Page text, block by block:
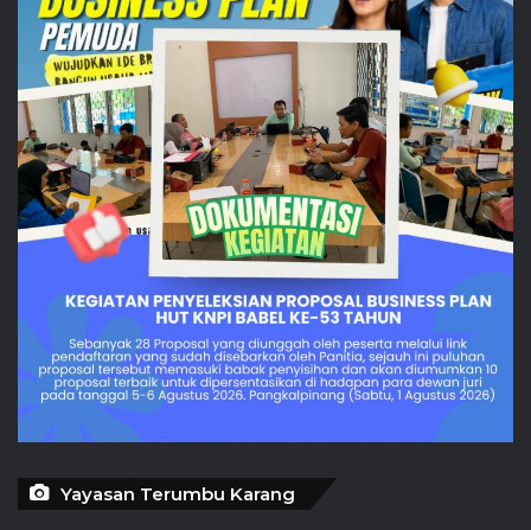
Yayasan Terumbu Karang